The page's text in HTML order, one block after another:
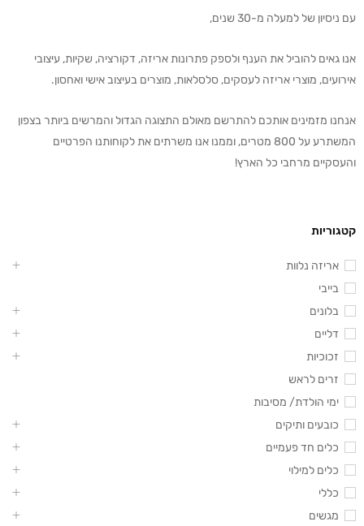
עם ניסיון של למעלה מ-30 שנים,
אנו גאים להוביל את הענף ולספק פתרונות אריזה, דקורציה, שקיות, עיצובי
אירועים, מוצרי אריזה לעסקים, סלסלאות, מוצרים בעיצוב אישי ואחסון.
אנחנו מזמינים אותכם להתרשם מאולם התצוגה הגדול והמרשים ביותר בצפון
המשתרע על 800 מטרים, וממנו אנו משרתים את לקוחותנו הפרטיים
והעסקיים מרחבי כל הארץ!
קטגוריות
אריזה נלוות
בייבי
בלונים
דליים
זכוכיות
זרים לראש
ימי הולדת/ מסיבות
כובעים ותיקים
כלים חד פעמיים
כלים למילוי
כללי
מגשים